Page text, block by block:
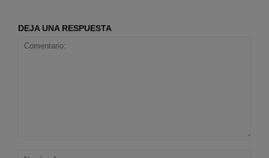
DEJA UNA RESPUESTA